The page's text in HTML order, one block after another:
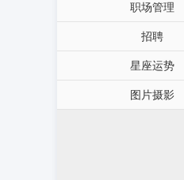
职场管理
招聘
星座运势
图片摄影